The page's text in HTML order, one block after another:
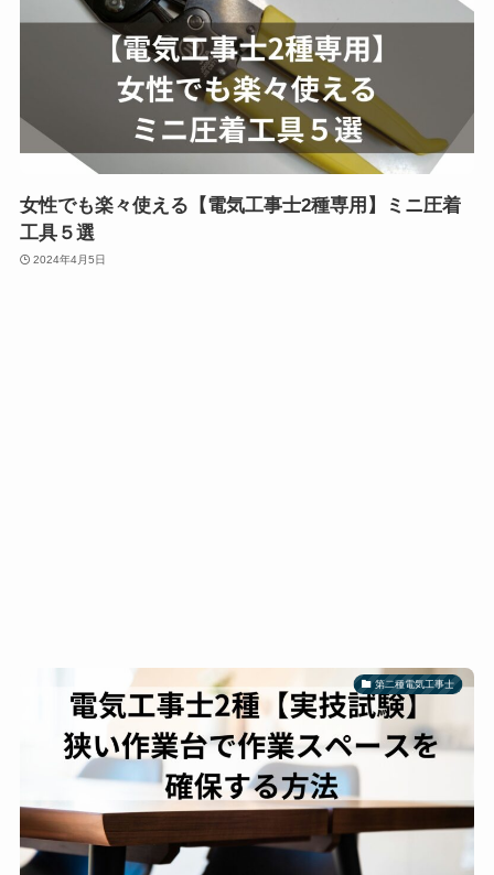
女性でも楽々使える【電気工事士2種専用】ミニ圧着
工具５選
2024年4月5日
第二種電気工事士